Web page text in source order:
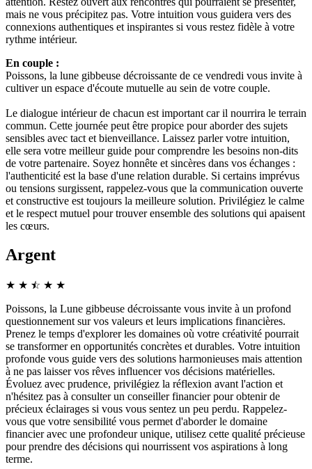
mais ne vous précipitez pas. Votre intuition vous guidera vers des
connexions authentiques et inspirantes si vous restez fidèle à votre
rythme intérieur.
En couple :
Poissons, la lune gibbeuse décroissante de ce vendredi vous invite à
cultiver un espace d'écoute mutuelle au sein de votre couple.
Le dialogue intérieur de chacun est important car il nourrira le terrain
commun. Cette journée peut être propice pour aborder des sujets
sensibles avec tact et bienveillance. Laissez parler votre intuition,
elle sera votre meilleur guide pour comprendre les besoins non-dits
de votre partenaire. Soyez honnête et sincères dans vos échanges :
l'authenticité est la base d'une relation durable. Si certains imprévus
ou tensions surgissent, rappelez-vous que la communication ouverte
et constructive est toujours la meilleure solution. Privilégiez le calme
et le respect mutuel pour trouver ensemble des solutions qui apaisent
les cœurs.
Argent
★ ★ ☆
★ ★ ★
Poissons, la Lune gibbeuse décroissante vous invite à un profond
questionnement sur vos valeurs et leurs implications financières.
Prenez le temps d'explorer les domaines où votre créativité pourrait
se transformer en opportunités concrètes et durables. Votre intuition
profonde vous guide vers des solutions harmonieuses mais attention
à ne pas laisser vos rêves influencer vos décisions matérielles.
Évoluez avec prudence, privilégiez la réflexion avant l'action et
n'hésitez pas à consulter un conseiller financier pour obtenir de
précieux éclairages si vous vous sentez un peu perdu. Rappelez-
vous que votre sensibilité vous permet d'aborder le domaine
financier avec une profondeur unique, utilisez cette qualité précieuse
pour prendre des décisions qui nourrissent vos aspirations à long
terme.